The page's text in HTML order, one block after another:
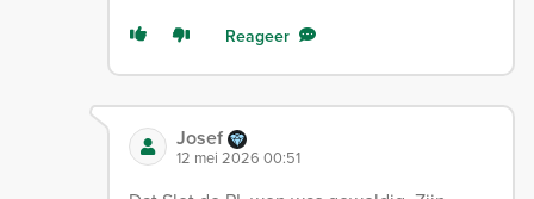
Reageer
Josef
12 mei 2026 00:51